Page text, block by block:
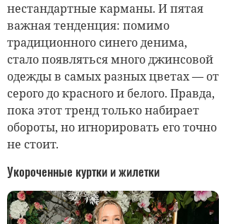
нестандартные карманы. И пятая
важная тенденция: помимо
традиционного синего денима,
стало появляться много джинсовой
одежды в самых разных цветах — от
серого до красного и белого. Правда,
пока этот тренд только набирает
обороты, но игнорировать его точно
не стоит.
Укороченные куртки и жилетки